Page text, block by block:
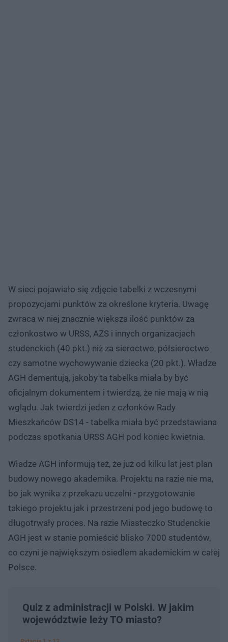
W sieci pojawiało się zdjęcie tabelki z wczesnymi
propozycjami punktów za określone kryteria. Uwagę
zwraca w niej znacznie większa ilość punktów za
członkostwo w URSS, AZS i innych organizacjach
studenckich (40 pkt.) niż za sieroctwo, półsieroctwo
czy samotne wychowywanie dziecka (20 pkt.). Władze
AGH dementują, jakoby ta tabelka miała by być
oficjalnym dokumentem i twierdzą, że nie mają w nią
wglądu. Jak twierdzi jeden z członków Rady
Mieszkańców DS14 - tabelka miała być przedstawiana
podczas spotkania URSS AGH pod koniec kwietnia.
Władze AGH informują też, że już od kilku lat jest plan
budowy nowego akademika. Projektu na razie nie ma,
bo jak wynika z przekazu uczelni - przygotowanie
takiego projektu jak i przestrzeni pod jego budowę to
długotrwały proces. Na razie Miasteczko Studenckie
AGH jest w stanie pomieścić blisko 7000 studentów,
co czyni je największym osiedlem akademickim w całej
Polsce.
Quiz z administracji w Polski. W jakim
województwie leży TO miasto?